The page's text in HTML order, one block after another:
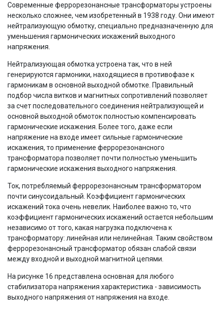
Современные феррорезонансные трансформаторы устроены
несколько сложнее, чем изобретенный в 1938 году. Они имеют
нейтрализующую обмотку, специально предназначенную для
уменьшения гармонических искажений выходного
напряжения.
Нейтрализующая обмотка устроена так, что в ней
генерируются гармоники, находящиеся в противофазе к
гармоникам в основной выходной обмотке. Правильный
подбор числа витков и магнитных сопротивлений позволяет
за счет последовательного соединения нейтрализующей и
основной выходной обмоток полностью компенсировать
гармонические искажения. Более того, даже если
напряжение на входе имеет сильные гармонические
искажения, то применение феррорезонансного
трансформатора позволяет почти полностью уменьшить
гармонические искажения выходного напряжения.
Ток, потребляемый феррорезонансным трансформатором
почти синусоидальный. Коэффициент гармонических
искажений тока очень невелик. Наиболее важно то, что
коэффициент гармонических искажений остается небольшим
независимо от того, какая нагрузка подключена к
трансформатору: линейная или нелинейная. Таким свойством
феррорезонансный трансформатор обязан слабой связи
между входной и выходной магнитной цепями.
На рисунке 16 представлена основная для любого
стабилизатора напряжения характеристика - зависимость
выходного напряжения от напряжения на входе.